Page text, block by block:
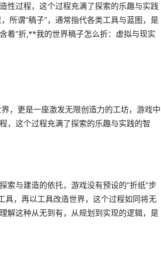
性过程，这个过程充满了探索的乐趣与实践
所谓“稿子”，通常指代各类工具与蓝图，是
着“折,**我的世界稿子怎么折：虚拟与现实
，更是一座激发无限创造力的工坊，游戏中
，这个过程充满了探索的乐趣与实践的智
索与建造的依托，游戏没有预设的“折纸”步
具，再以工具改造世界，这个过程如同将无
解这种从无到有，从规划到实现的逻辑，是